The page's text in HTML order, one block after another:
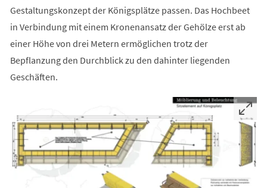
Gestaltungskonzept der Königsplätze passen. Das Hochbeet
in Verbindung mit einem Kronenansatz der Gehölze erst ab
einer Höhe von drei Metern ermöglichen trotz der
Bepflanzung den Durchblick zu den dahinter liegenden
Geschäften.